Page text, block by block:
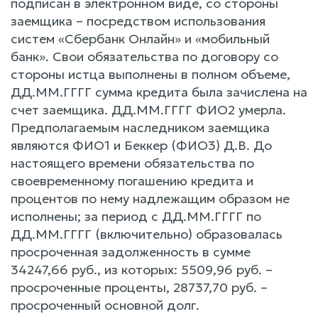
заемщика – посредством использования
систем «Сбербанк Онлайн» и «мобильный
банк». Свои обязательства по договору со
стороны истца выполнены в полном объеме,
ДД.ММ.ГГГГ сумма кредита была зачислена на
счет заемщика. ДД.ММ.ГГГГ ФИО2 умерла.
Предполагаемым наследником заемщика
являются ФИО1 и Беккер (ФИО3) Д.В. До
настоящего времени обязательства по
своевременному погашению кредита и
процентов по нему надлежащим образом не
исполнены; за период с ДД.ММ.ГГГГ по
ДД.ММ.ГГГГ (включительно) образовалась
просроченная задолженность в сумме
34247,66 руб., из которых: 5509,96 руб. –
просроченные проценты, 28737,70 руб. –
просроченный основной долг.